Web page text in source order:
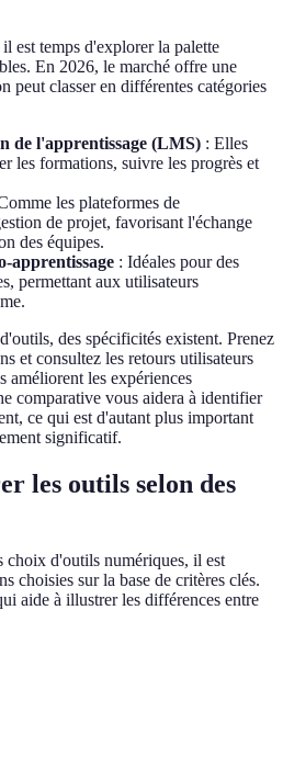
est temps d'explorer la palette
En 2026, le marché offre une
peut classer en différentes catégories
de l'apprentissage (LMS) : Elles
les formations, suivre les progrès et
les plateformes de
de projet, favorisant l'échange
des équipes.
apprentissage : Idéales pour des
permettant aux utilisateurs
des spécificités existent. Prenez
et consultez les retours utilisateurs
améliorent les expériences
comparative vous aidera à identifier
ce qui est d'autant plus important
significatif.
les outils selon des
choix d'outils numériques, il est
choisies sur la base de critères clés.
aide à illustrer les différences entre